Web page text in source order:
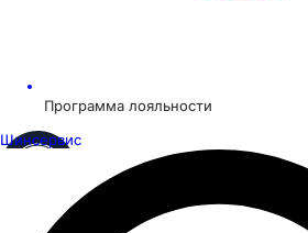
Программа лояльности
Шинсервис